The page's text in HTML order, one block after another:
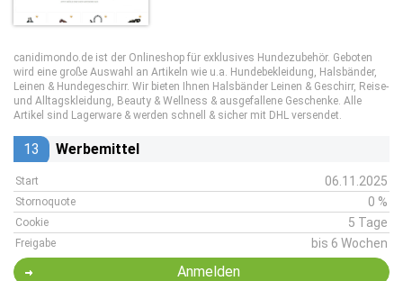
canidimondo.de ist der Onlineshop für exklusives Hundezubehör. Geboten
wird eine große Auswahl an Artikeln wie u.a. Hundebekleidung, Halsbänder,
Leinen & Hundegeschirr. Wir bieten Ihnen Halsbänder Leinen & Geschirr, Reise-
und Alltagskleidung, Beauty & Wellness & ausgefallene Geschenke. Alle
Artikel sind Lagerware & werden schnell & sicher mit DHL versendet.
13 Werbemittel
Start 06.11.2025
Stornoquote 0 %
Cookie 5 Tage
Freigabe bis 6 Wochen
Anmelden